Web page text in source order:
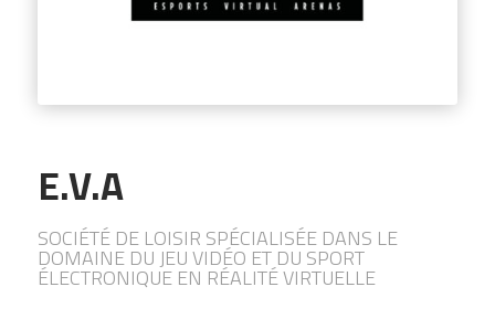
E.V.A
SOCIÉTÉ DE LOISIR SPÉCIALISÉE DANS LE
DOMAINE DU JEU VIDÉO ET DU SPORT
ÉLECTRONIQUE EN RÉALITÉ VIRTUELLE